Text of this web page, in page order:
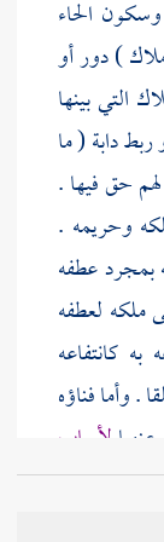
الحاء
) دور أو
التي بينها
دابة ( ما
حق فيها .
وحريمه .
بمجرد عطفه
ملكه لعطفه
كانتفاعه
. وأما فناؤه
لأرباب
.